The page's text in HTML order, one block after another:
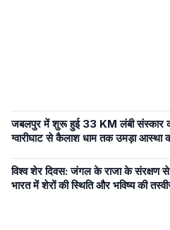
जबलपुर में शुरू हुई 33 KM लंबी संस्कार
ग्वारीघाट से कैलाश धाम तक उमड़ा आस्था
विश्व शेर दिवस: जंगल के राजा के संरक्षण
भारत में शेरों की स्थिति और भविष्य की